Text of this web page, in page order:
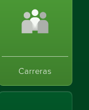
Carreras